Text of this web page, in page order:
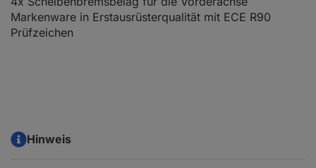
Markenware in Erstausrüsterqualität mit ECE R90
Prüfzeichen
Hinweis